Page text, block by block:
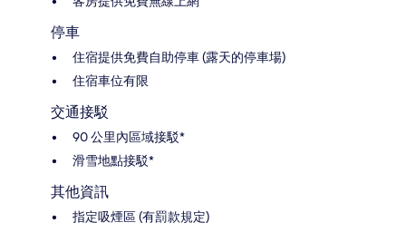
停車
住宿提供免費自助停車 (露天的停車場)
住宿車位有限
交通接駁
90 公里內區域接駁*
滑雪地點接駁*
其他資訊
指定吸煙區 (有罰款規定)